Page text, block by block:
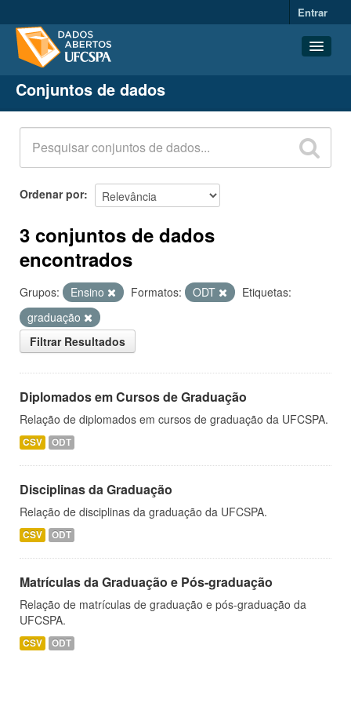
Entrar
Conjuntos de dados
Organizações
Grupos
Sobre
Conjuntos de dados
Ordenar por
3 conjuntos de dados
encontrados
Grupos: Ensino Formatos: ODT
Etiquetas:
graduação
Filtrar Resultados
Diplomados em Cursos de Graduação
Relação de diplomados em cursos de graduação da UFCSPA.
CSV ODT
Disciplinas da Graduação
Relação de disciplinas da graduação da UFCSPA.
CSV ODT
Matrículas da Graduação e Pós-graduação
Relação de matrículas de graduação e pós-graduação da
UFCSPA.
CSV ODT